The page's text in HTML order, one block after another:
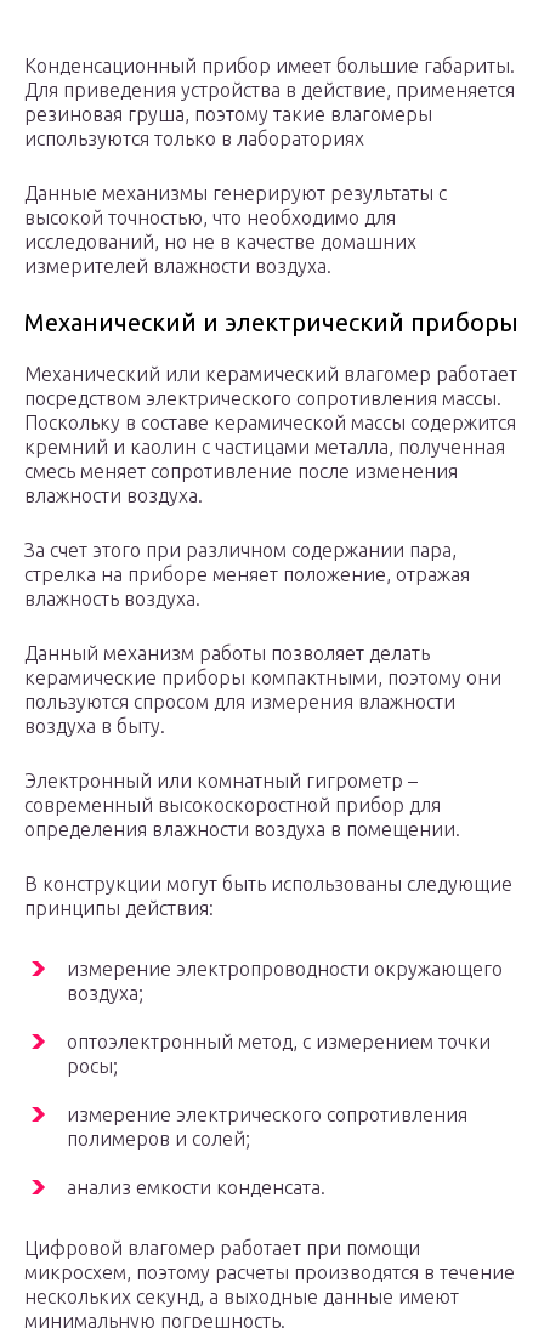
Конденсационный прибор имеет большие габариты.
Для приведения устройства в действие, применяется
резиновая груша, поэтому такие влагомеры
используются только в лабораториях
Данные механизмы генерируют результаты с
высокой точностью, что необходимо для
исследований, но не в качестве домашних
измерителей влажности воздуха.
Механический и электрический приборы
Механический или керамический влагомер работает
посредством электрического сопротивления массы.
Поскольку в составе керамической массы содержится
кремний и каолин с частицами металла, полученная
смесь меняет сопротивление после изменения
влажности воздуха.
За счет этого при различном содержании пара,
стрелка на приборе меняет положение, отражая
влажность воздуха.
Данный механизм работы позволяет делать
керамические приборы компактными, поэтому они
пользуются спросом для измерения влажности
воздуха в быту.
Электронный или комнатный гигрометр –
современный высокоскоростной прибор для
определения влажности воздуха в помещении.
В конструкции могут быть использованы следующие
принципы действия:
измерение электропроводности окружающего
воздуха;
оптоэлектронный метод, с измерением точки
росы;
измерение электрического сопротивления
полимеров и солей;
анализ емкости конденсата.
Цифровой влагомер работает при помощи
микросхем, поэтому расчеты производятся в течение
нескольких секунд, а выходные данные имеют
минимальную погрешность.